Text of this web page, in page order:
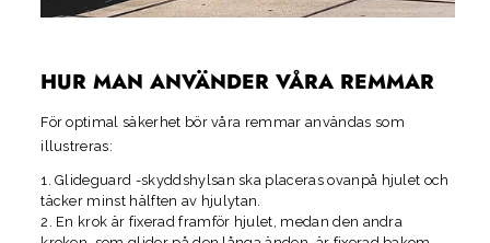
HUR MAN ANVÄNDER VÅRA REMMAR
För optimal säkerhet bör våra remmar användas som
illustreras:
Glideguard -skyddshylsan ska placeras ovanpå hjulet och
täcker minst hälften av hjulytan.
En krok är fixerad framför hjulet, medan den andra